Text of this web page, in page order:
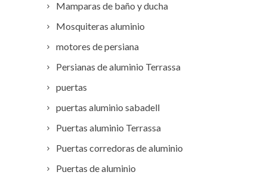
Mamparas de baño y ducha
Mosquiteras aluminio
motores de persiana
Persianas de aluminio Terrassa
puertas
puertas aluminio sabadell
Puertas aluminio Terrassa
Puertas corredoras de aluminio
Puertas de aluminio